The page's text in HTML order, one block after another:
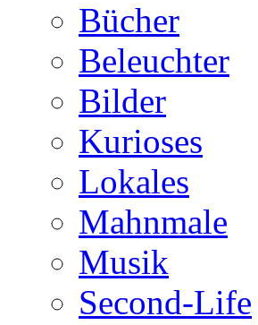
Bücher
Beleuchter
Bilder
Kurioses
Lokales
Mahnmale
Musik
Second-Life